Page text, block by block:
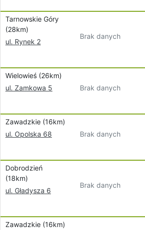
Tarnowskie Góry
(28km)
ul. Rynek 2
Brak danych
Wielowieś (26km)
ul. Zamkowa 5
Brak danych
Zawadzkie (16km)
ul. Opolska 68
Brak danych
Dobrodzień
(18km)
ul. Gładysza 6
Brak danych
Zawadzkie (16km)